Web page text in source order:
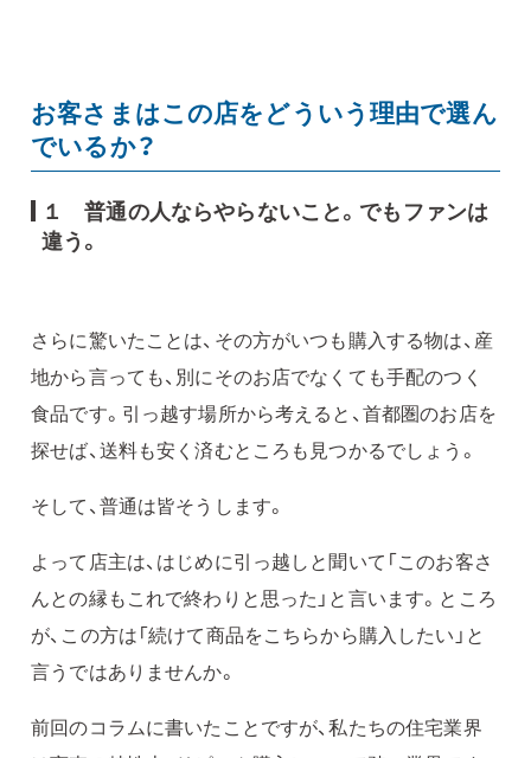
お客さまはこの店をどういう理由で選ん
でいるか？
１ 普通の人ならやらないこと。でもファンは
違う。
さらに驚いたことは、その方がいつも購入する物は、産
地から言っても、別にそのお店でなくても手配のつく
食品です。引っ越す場所から考えると、首都圏のお店を
探せば、送料も安く済むところも見つかるでしょう。
そして、普通は皆そうします。
よって店主は、はじめに引っ越しと聞いて「このお客さ
んとの縁もこれで終わりと思った」と言います。ところ
が、この方は「続けて商品をこちらから購入したい」と
言うではありませんか。
前回のコラムに書いたことですが、私たちの住宅業界